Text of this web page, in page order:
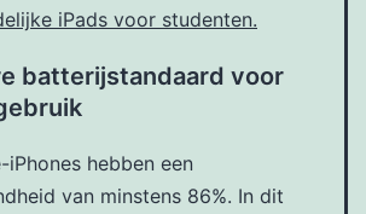
iPads voor studenten.
batterijstandaard voor
iPhones hebben een
van minstens 86%. In dit